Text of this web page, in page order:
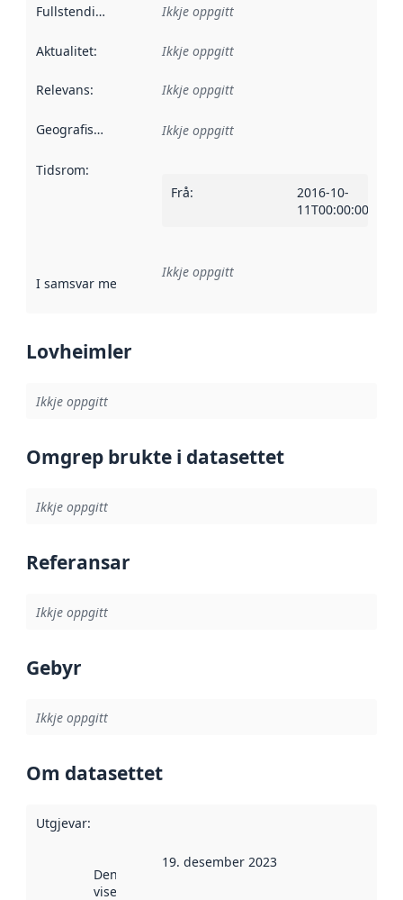
Fullstendigheit Ikkje oppgitt
Aktualitet: Ikkje oppgitt
Relevans: Ikkje oppgitt
Geografisk område Ikkje oppgitt
Tidsrom:
Frå:
2016-10-
11T00:00:00Z
I samsvar med Referanse til ei implementeringsregel eller
Ikkje oppgitt
Lovheimler
Ikkje oppgitt
Omgrep brukte i datasettet
Ikkje oppgitt
Referansar
Ikkje oppgitt
Gebyr
Ikkje oppgitt
Om datasettet
Utgjevar:
Denne datoen
viser når
19. desember 2023